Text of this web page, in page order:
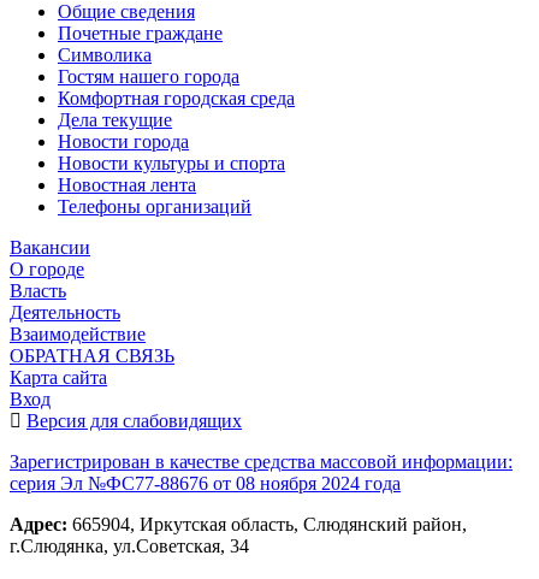
Общие сведения
Почетные граждане
Символика
Гостям нашего города
Комфортная городская среда
Дела текущие
Новости города
Новости культуры и спорта
Новостная лента
Телефоны организаций
Вакансии
О городе
Власть
Деятельность
Взаимодействие
ОБРАТНАЯ СВЯЗЬ
Карта сайта
Вход
Версия для слабовидящих
Зарегистрирован в качестве средства массовой информации:
серия Эл №ФС77-88676 от 08 ноября 2024 года
Адрес: 665904, Иркутская область, Слюдянский район,
г.Слюдянка, ул.Советская, 34